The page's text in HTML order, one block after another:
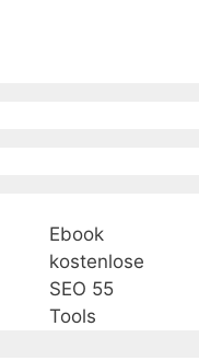
Ebook
kostenlose
SEO 55
Tools